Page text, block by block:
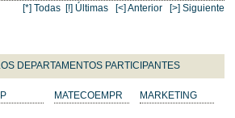
[*] Todas [!] Últimas [<] Anterior [>] Siguiente
DEPARTAMENTOS PARTICIPANTES
MATECOEMPR MARKETING